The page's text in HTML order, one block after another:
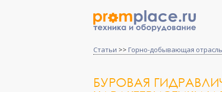
Статьи >> Горно-добывающая отрасль
БУРОВАЯ